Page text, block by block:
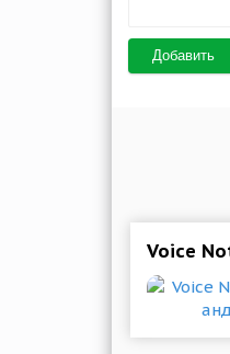
Добавить
Voice